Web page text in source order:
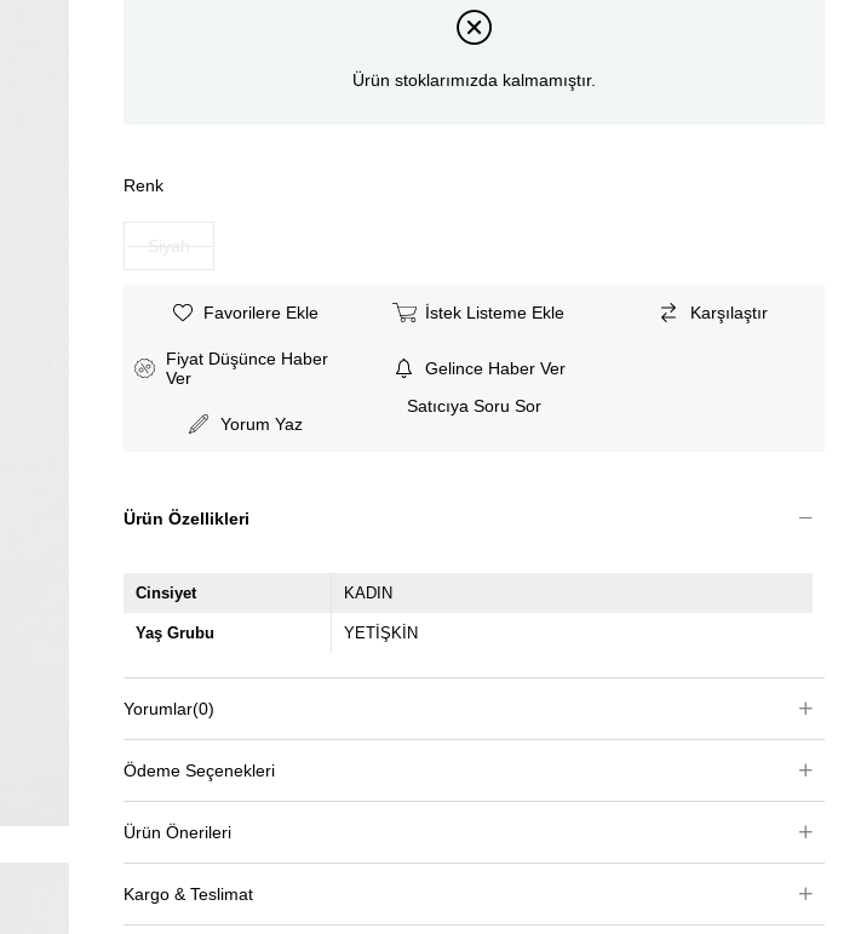
Ürün stoklarımızda kalmamıştır.
Renk
Favorilere Ekle İstek Listeme Ekle Karşılaştır
Fiyat Düşünce Haber
Ver
Gelince Haber Ver
Yorum Yaz
Satıcıya Soru Sor
Ürün Özellikleri
Cinsiyet KADIN
Yaş Grubu YETİŞKİN
Yorumlar(0)
Ödeme Seçenekleri
Ürün Önerileri
Kargo & Teslimat